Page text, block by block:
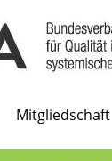
Mitgliedschaft